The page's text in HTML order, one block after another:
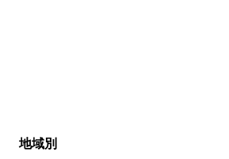
地域別